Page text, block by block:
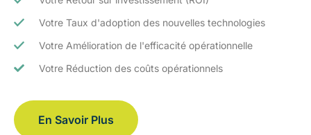
Votre Taux d'adoption des nouvelles technologies
Votre Amélioration de l'efficacité opérationnelle
Votre Réduction des coûts opérationnels
En Savoir Plus